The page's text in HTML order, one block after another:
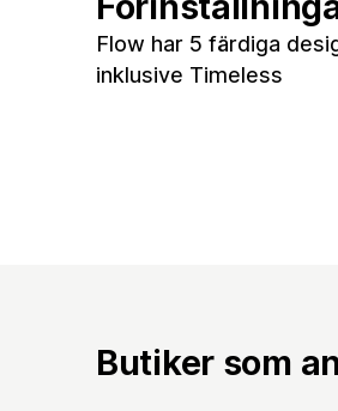
Flow har 5 färdiga
inklusive Timeless
Butiker som